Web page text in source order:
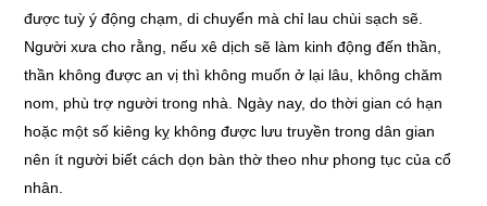
được tuỳ ý động chạm, di chuyển mà chỉ lau chùi sạch sẽ.
Người xưa cho rằng, nếu xê dịch sẽ làm kinh động đến thần,
thần không được an vị thì không muốn ở lại lâu, không chăm
nom, phù trợ người trong nhà. Ngày nay, do thời gian có hạn
hoặc một số kiêng kỵ không được lưu truyền trong dân gian
nên ít người biết cách dọn bàn thờ theo như phong tục của cổ
nhân.